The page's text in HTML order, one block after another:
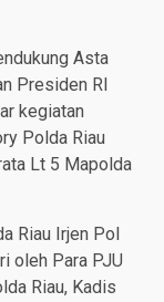
Asta
Presiden RI
kegiatan
Polda Riau
Lt 5 Mapolda
Riau Irjen Pol
oleh Para PJU
Riau, Kadis